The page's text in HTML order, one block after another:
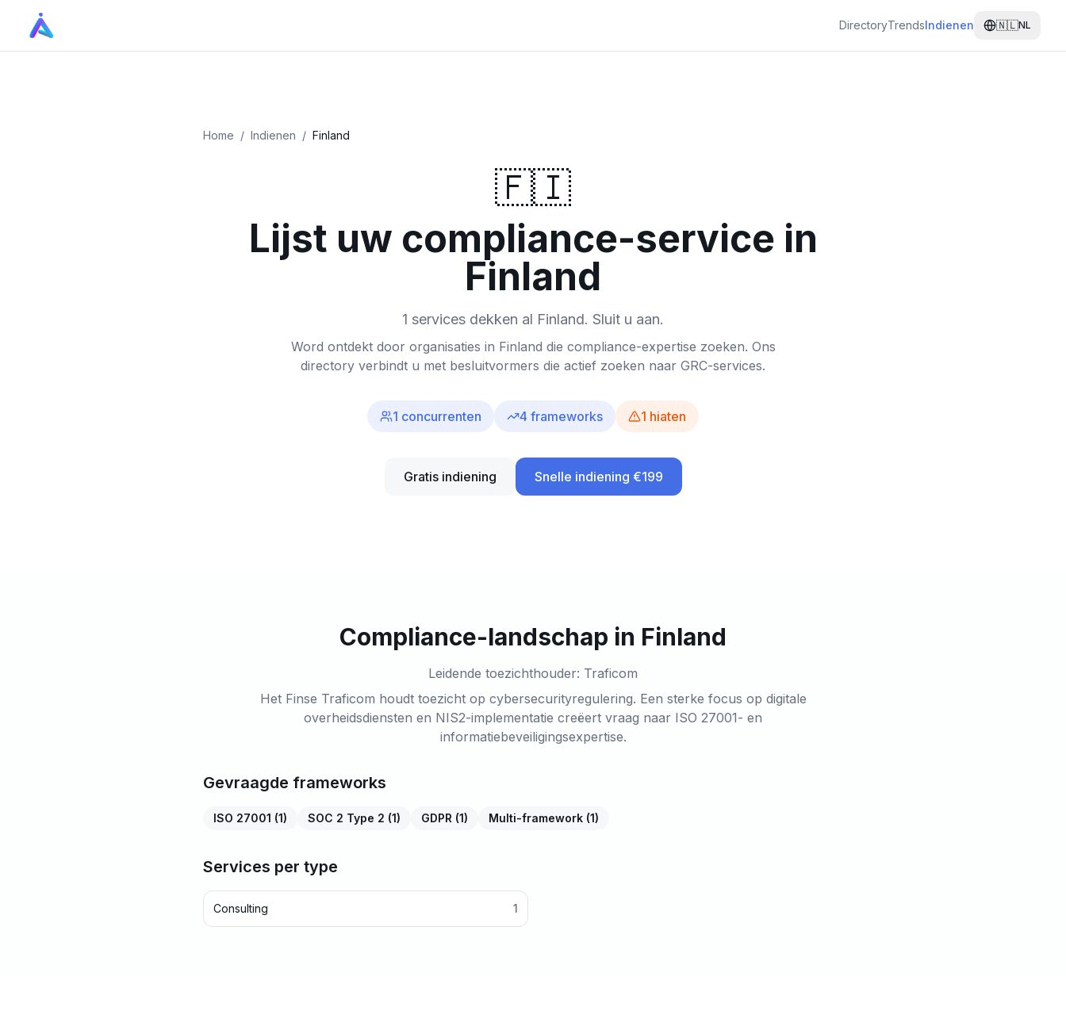
DirectoryTrendsIndienen 🇳🇱NL
Home / Indienen / Finland
🇫🇮
Lijst uw compliance-service in
Finland
1 services dekken al Finland. Sluit u aan.
Word ontdekt door organisaties in Finland die compliance-expertise zoeken. Ons
directory verbindt u met besluitvormers die actief zoeken naar GRC-services.
1 concurrenten 4 frameworks 1 hiaten
Gratis indiening Snelle indiening €199
Compliance-landschap in Finland
Leidende toezichthouder: Traficom
Het Finse Traficom houdt toezicht op cybersecurityregulering. Een sterke focus op digitale
overheidsdiensten en NIS2-implementatie creëert vraag naar ISO 27001- en
informatiebeveiligingsexpertise.
Gevraagde frameworks
ISO 27001 (1) SOC 2 Type 2 (1) GDPR (1) Multi-framework (1)
Services per type
Consulting 1